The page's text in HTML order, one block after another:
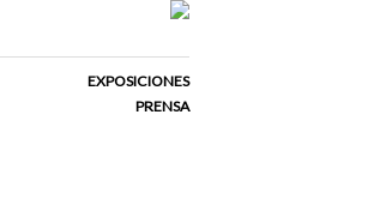
EXPOSICIONES
PRENSA